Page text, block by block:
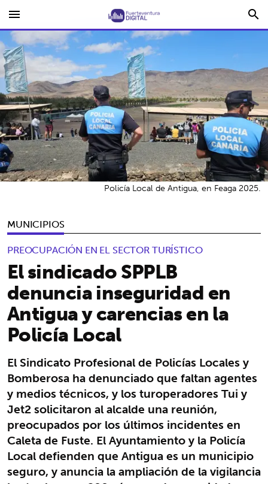
menu search
MUNICIPIOS
PREOCUPACIÓN EN EL SECTOR TURÍSTICO
El sindicado SPPLB
denuncia inseguridad en
Antigua y carencias en la
Policía Local
El Sindicato Profesional de Policías Locales y
Bomberosa ha denunciado que faltan agentes
y medios técnicos, y los turoperadores Tui y
Jet2 solicitaron al alcalde una reunión,
preocupados por los últimos incidentes en
Caleta de Fuste. El Ayuntamiento y la Policía
Local defienden que Antigua es un municipio
seguro, y anuncia la ampliación de la vigilancia
Policía Local de Antigua, en Feaga 2025.